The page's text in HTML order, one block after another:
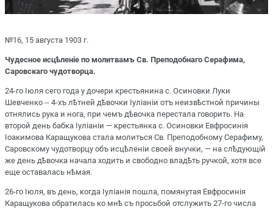
№16, 15 августа 1903 г.
Чудесное исцѣленіе по молитвамъ Св. Преподобнаго Серафима,
Саровскаго чудотворца.
24-го Іюля сего года у дочери крестьянина с. Осиновки Луки
Шевченко -- 4-хъ лѣтней дѣвочки Іуліаніи отъ неизвѣстной причины
отнялись рука и нога, при чемъ дѣвочка перестала говорить. На
второй день бабка Іуліаніи — крестьянка с. Осиновки Евфросинія
Іоакимова Каращукова стала молиться Св. Преподобному Серафиму,
Саровскому чудотворцу объ исцѣленіи своей внучки, — на слѣдующій
же день дѣвочка начала ходить и свободно владѣть ручкой, хотя все
еще оставалась нѣмая.
26-го Іюля, въ день, когда Іуліанія пошла, помянутая Евфросинія
Каращукова обратилась ко мнѣ съ просьбой отслужить 27-го числа